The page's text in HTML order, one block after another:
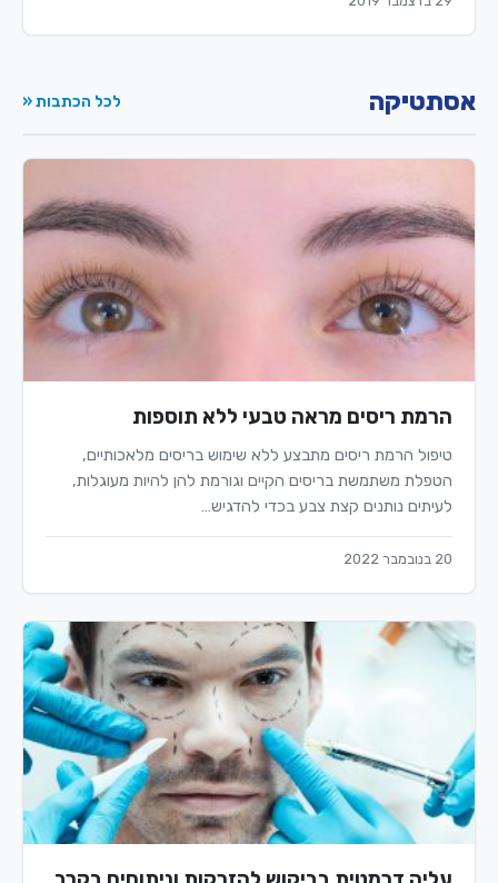
אסתטיקה לכל הכתבות «
הרמת ריסים מראה טבעי ללא תוספות
טיפול הרמת ריסים מתבצע ללא שימוש בריסים מלאכותיים,
הטפלת משתמשת בריסים הקיים וגורמת להן להיות מעוגלות,
לעיתים נותנים קצת צבע בכדי להדגיש…
20 בנובמבר 2022